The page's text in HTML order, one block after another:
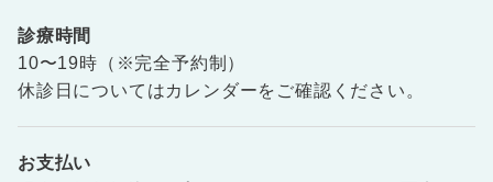
診療時間
10〜19時（※完全予約制）
休診日についてはカレンダーをご確認ください。
お支払い